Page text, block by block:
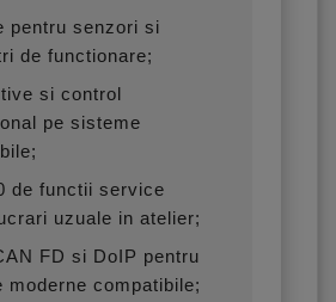
pentru senzori si
de functionare;
si control
pe sisteme
de functii service
uzuale in atelier;
FD si DoIP pentru
moderne compatibile;